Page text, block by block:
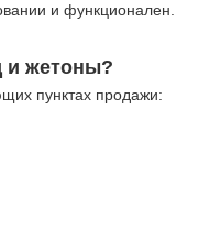
и функционален.
и жетоны?
пунктах продажи: